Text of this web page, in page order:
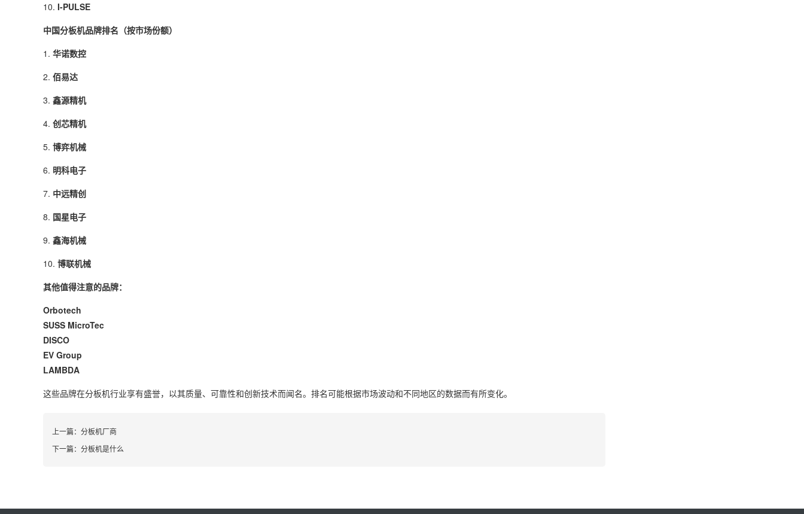
10. I-PULSE
中国分板机品牌排名（按市场份额）
1. 华诺数控
2. 佰易达
3. 鑫源精机
4. 创芯精机
5. 博弈机械
6. 明科电子
7. 中远精创
8. 国星电子
9. 鑫海机械
10. 博联机械
其他值得注意的品牌：
Orbotech
SUSS MicroTec
DISCO
EV Group
LAMBDA
这些品牌在分板机行业享有盛誉，以其质量、可靠性和创新技术而闻名。排名可能根据市场波动和不同地区的数据而有所变化。
上一篇： 分板机厂商
下一篇： 分板机是什么